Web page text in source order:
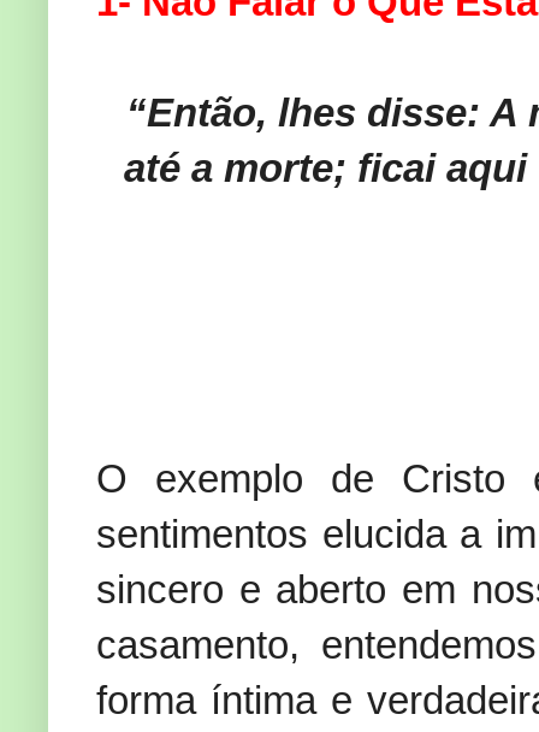
“Então, lhes disse: A
até a morte; ficai aqui
O exemplo de Cristo
sentimentos elucida a
sincero e aberto em
casamento,
forma íntima e